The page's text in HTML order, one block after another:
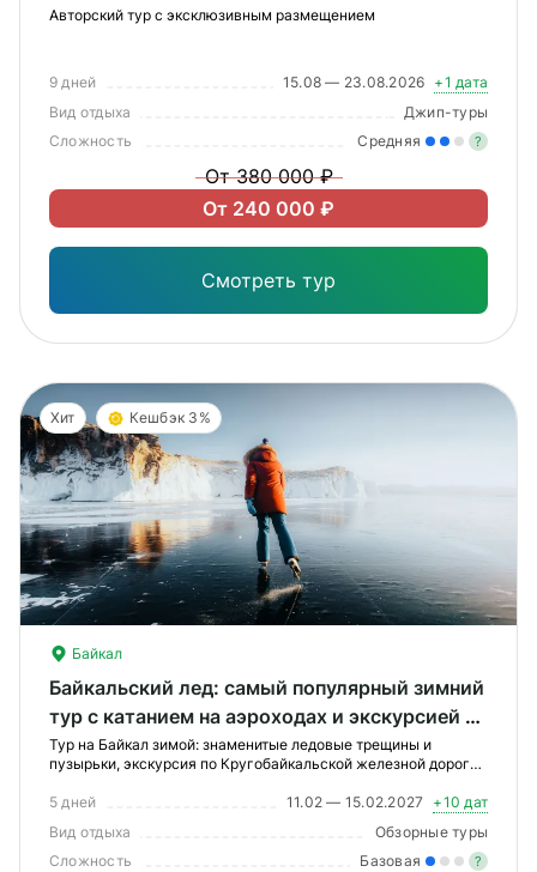
Авторский тур с эксклюзивным размещением
9 дней 15.08 — 23.08.2026 +1 дата
Вид отдыха
Джип-туры
Сложность
Средняя ?
От 380 000 ₽
От 240 000 ₽
Смотреть тур
Хит Кешбэк 3%
Байкал
Байкальский лед: самый популярный зимний
тур с катанием на аэроходах и экскурсией на
КБЖД
Тур на Байкал зимой: знаменитые ледовые трещины и
пузырьки, экскурсия по Кругобайкальской железной дороге,
5 дней
11.02 — 15.02.2027
+10 дат
Вид отдыха
Обзорные туры
Сложность
Базовая ?